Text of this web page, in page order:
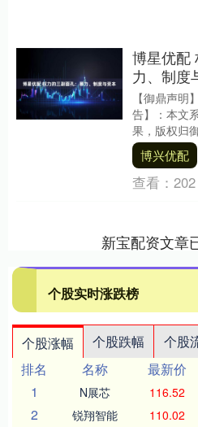
博星优配
力、制度
【御鼎声明
告】：本文
果，版权归
式的复制、
二章【思想
博兴优配
查看： 202
新宝配资文章
个股实时涨跌榜
个股涨幅 个股跌幅 个股
排名
名称 最新价
1
N展芯 116.52
2 锐翔智能 110.02